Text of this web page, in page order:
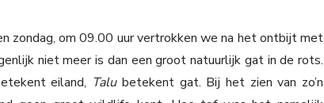
zondag, om 09.00 uur vertrokken we na het ontbijt met
niet meer is dan een groot natuurlijk gat in de rots.
eiland, Talu betekent gat. Bij het zien van zo’n